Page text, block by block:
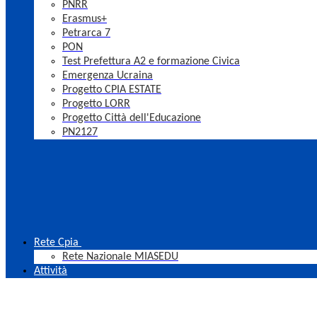
PNRR
Erasmus+
Petrarca 7
PON
Test Prefettura A2 e formazione Civica
Emergenza Ucraina
Progetto CPIA ESTATE
Progetto LORR
Progetto Città dell'Educazione
PN2127
Rete Cpia
Rete Nazionale MIASEDU
Attività